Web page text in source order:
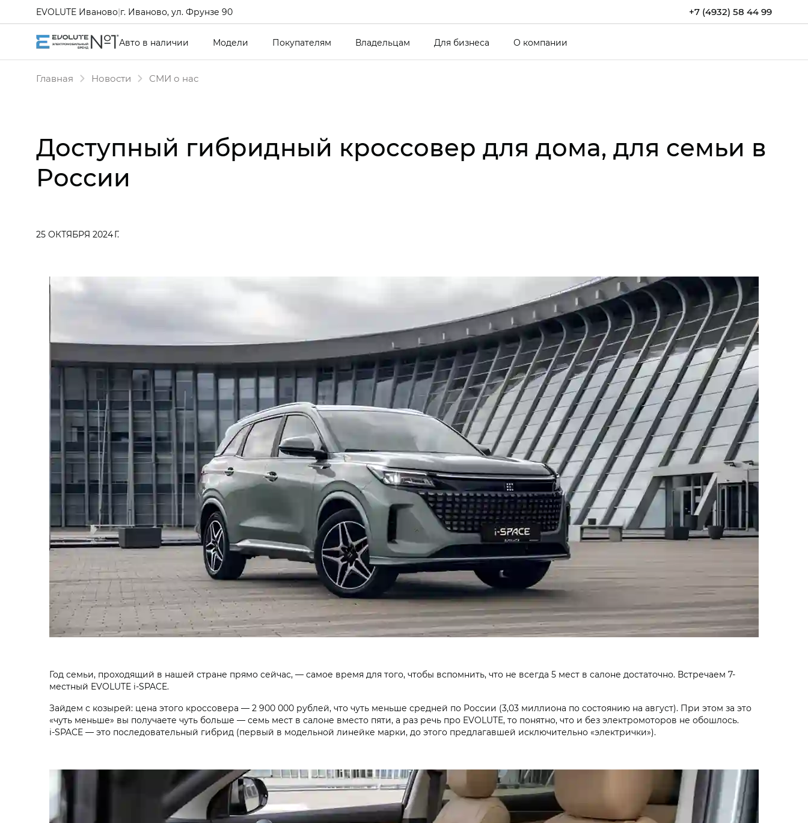
+7 (4932) 58 44 99
EVOLUTE Иваново|г. Иваново, ул. Фрунзе 90
Авто в наличии Модели Покупателям Владельцам Для бизнеса О компании
Главная Новости СМИ о нас
Доступный гибридный кроссовер для дома, для семьи в
России
25 ОКТЯБРЯ 2024 Г.
Год семьи, проходящий в нашей стране прямо сейчас, — самое время для того, чтобы вспомнить, что не всегда 5 мест в салоне достаточно. Встречаем 7-
местный EVOLUTE i‑SPACE.
Зайдем с козырей: цена этого кроссо­вера — 2 900 000 рублей, что чуть меньше средней по России (3,03 миллион­а по состояни­ю на август). При этом за это
«чуть меньше» вы получаете чуть больше — семь мест в салоне вместо пяти, а раз речь про EVOLUTE, то понятно, что и без электромоторов не обошлось.
i‑SPACE — это последовательный гибрид (первый в модельной линейке марки, до этого предлагав­шей исключительно «электрички»).